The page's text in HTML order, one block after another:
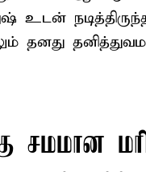
உடன்
தனது
சமமான